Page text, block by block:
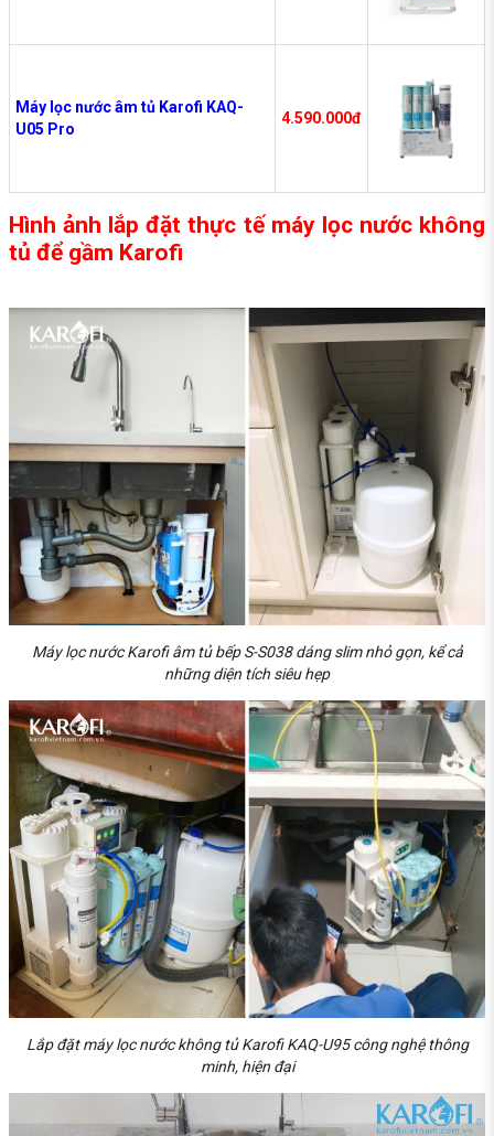
Máy lọc nước âm tủ Karofi KAQ-
U05 Pro
4.590.000đ
Hình ảnh lắp đặt thực tế máy lọc nước không
tủ để gầm Karofi
Máy lọc nước Karofi âm tủ bếp S-S038 dáng slim nhỏ gọn, kể cả
những diện tích siêu hẹp
Lắp đặt máy lọc nước không tủ Karofi KAQ-U95 công nghệ thông
minh, hiện đại